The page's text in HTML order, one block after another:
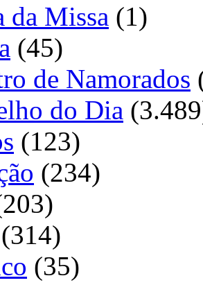
da Missa (1)
(45)
de Namorados
do Dia
(123)
(234)
(314)
(35)